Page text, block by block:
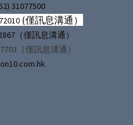
31077500
(僅訊息溝通）
（僅訊息溝通）
（僅訊息溝通）